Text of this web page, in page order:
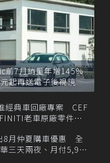
前7月銷量年增145%
再送電子後視鏡
經典車回廠專案 CEF
老車原廠零件最
8月仲夏購車優惠 全
三天兩夜、月付5,900